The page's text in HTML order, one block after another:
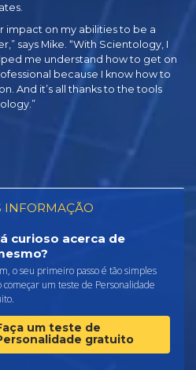
impact on my abilities to be a
says Mike. “With Scientology, I
me understand how to get on
because I know how to
And it’s all thanks to the tools
INFORMAÇÃO
curioso acerca de
o seu primeiro passo é tão simples
começar um teste de Personalidade
um teste de
gratuito